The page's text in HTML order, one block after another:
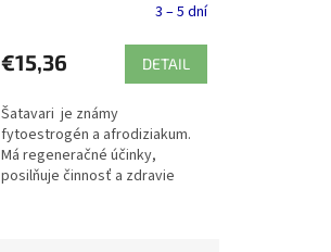
3 – 5 dní
€15,36 DETAIL
Šatavari je známy
fytoestrogén a afrodiziakum.
Má regeneračné účinky,
posilňuje činnosť a zdravie